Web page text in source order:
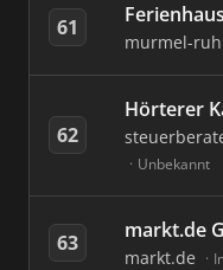
61
murmel-
62
Hörterer
Unbekannt
63 markt.de
markt.de